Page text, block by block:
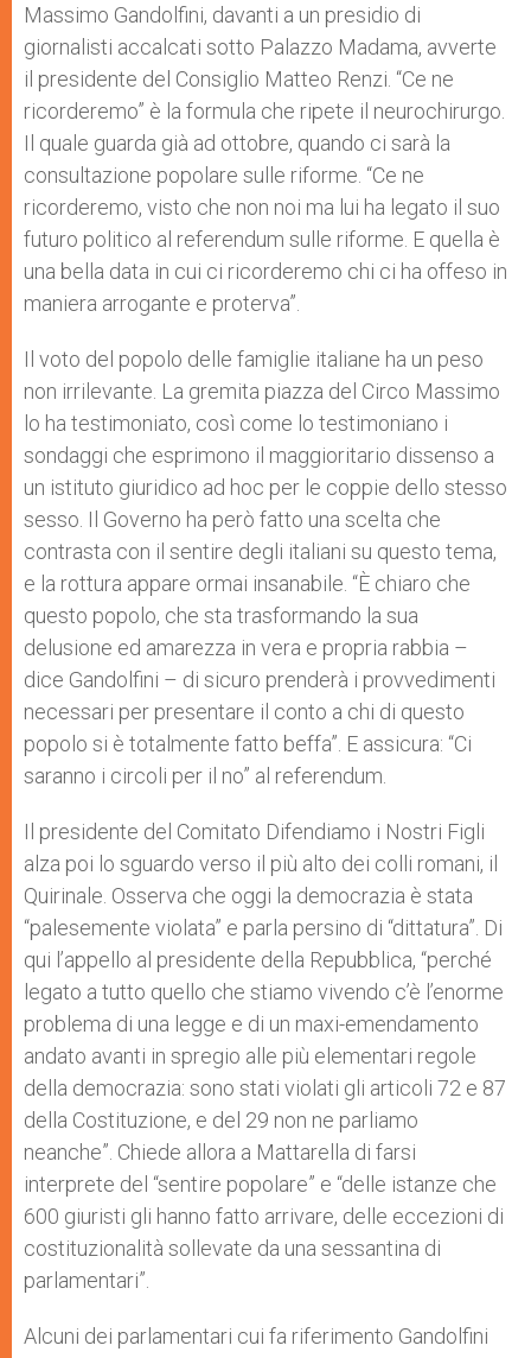
Massimo Gandolfini, davanti a un presidio di
giornalisti accalcati sotto Palazzo Madama, avverte
il presidente del Consiglio Matteo Renzi. “Ce ne
ricorderemo” è la formula che ripete il neurochirurgo.
Il quale guarda già ad ottobre, quando ci sarà la
consultazione popolare sulle riforme. “Ce ne
ricorderemo, visto che non noi ma lui ha legato il suo
futuro politico al referendum sulle riforme. E quella è
una bella data in cui ci ricorderemo chi ci ha offeso in
maniera arrogante e proterva”.
Il voto del popolo delle famiglie italiane ha un peso
non irrilevante. La gremita piazza del Circo Massimo
lo ha testimoniato, così come lo testimoniano i
sondaggi che esprimono il maggioritario dissenso a
un istituto giuridico ad hoc per le coppie dello stesso
sesso. Il Governo ha però fatto una scelta che
contrasta con il sentire degli italiani su questo tema,
e la rottura appare ormai insanabile. “È chiaro che
questo popolo, che sta trasformando la sua
delusione ed amarezza in vera e propria rabbia –
dice Gandolfini – di sicuro prenderà i provvedimenti
necessari per presentare il conto a chi di questo
popolo si è totalmente fatto beffa”. E assicura: “Ci
saranno i circoli per il no” al referendum.
Il presidente del Comitato Difendiamo i Nostri Figli
alza poi lo sguardo verso il più alto dei colli romani, il
Quirinale. Osserva che oggi la democrazia è stata
“palesemente violata” e parla persino di “dittatura”. Di
qui l’appello al presidente della Repubblica, “perché
legato a tutto quello che stiamo vivendo c’è l’enorme
problema di una legge e di un maxi-emendamento
andato avanti in spregio alle più elementari regole
della democrazia: sono stati violati gli articoli 72 e 87
della Costituzione, e del 29 non ne parliamo
neanche”. Chiede allora a Mattarella di farsi
interprete del “sentire popolare” e “delle istanze che
600 giuristi gli hanno fatto arrivare, delle eccezioni di
costituzionalità sollevate da una sessantina di
parlamentari”.
Alcuni dei parlamentari cui fa riferimento Gandolfini